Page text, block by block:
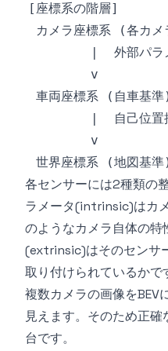
各センサーには2種類の
ラメータ(intrinsic)はカ
のようなカメラ自体の特
(extrinsic)はそのセンサ
取り付けられているかで
複数カメラの画像をBEV
見えます。そのため正
台です。